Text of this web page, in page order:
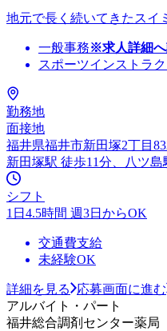
地元で長く続いてきたスイ
一般事務※求人詳細
スポーツインストラ
勤務地
面接地
福井県福井市新田塚2丁目
新田塚駅 徒歩11分、八ツ島
シフト
1日4.5時間 週3日からOK
交通費支給
未経験OK
詳細を見る
応募画面に進む
アルバイト・パート
福井総合調剤センター薬局